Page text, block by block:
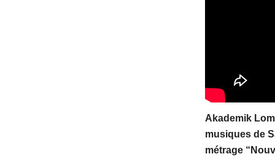
Akademik
musiques de
métrage